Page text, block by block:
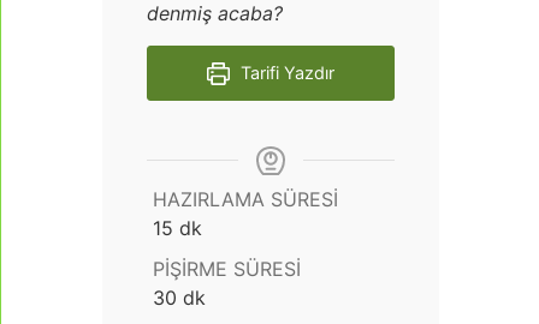
denmiş acaba?
Tarifi Yazdır
HAZIRLAMA SÜRESI
15 dakika
dk
PIŞIRME SÜRESI
30 dakika
dk